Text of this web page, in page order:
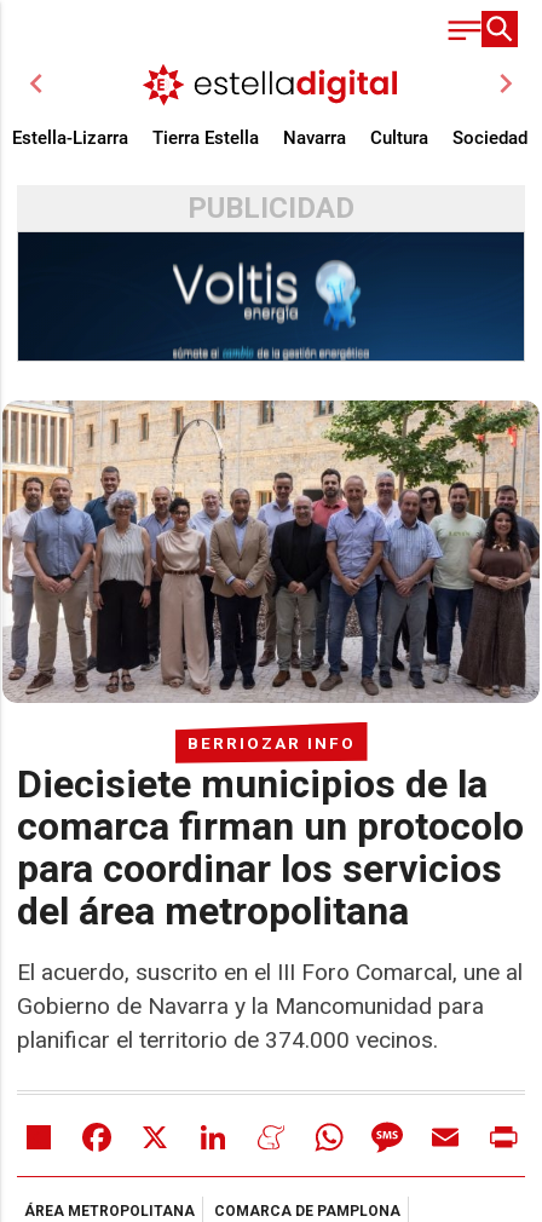
chevron_left chevron_right
Estella-Lizarra Tierra Estella Navarra Cultura Sociedad
PUBLICIDAD
BERRIOZAR INFO
Diecisiete municipios de la
comarca firman un protocolo
para coordinar los servicios
del área metropolitana
El acuerdo, suscrito en el III Foro Comarcal, une al
Gobierno de Navarra y la Mancomunidad para
planificar el territorio de 374.000 vecinos.
Share Facebook LinkedIn MeneameWhatsAppMessageEmail
ÁREA METROPOLITANA
COMARCA DE PAMPLONA